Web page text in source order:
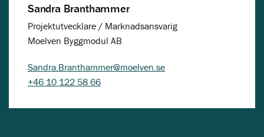
Sandra Branthammer
Projektutvecklare / Marknadsansvarig
Moelven Byggmodul AB
Sandra.Branthammer@moelven.se
+46 10 122 58 66